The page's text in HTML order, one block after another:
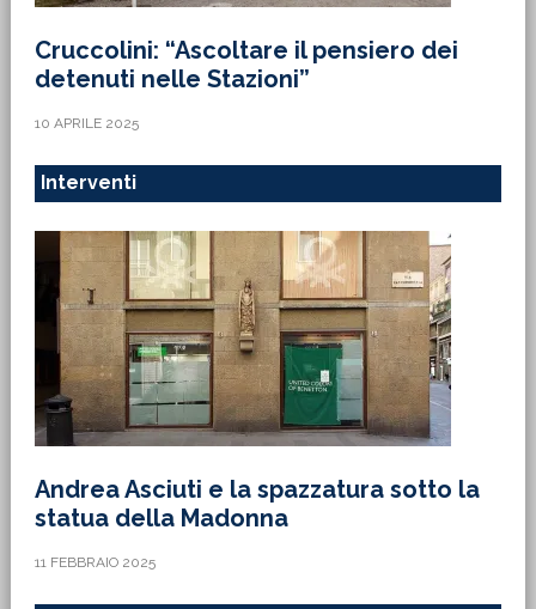
Cruccolini: “Ascoltare il pensiero dei
detenuti nelle Stazioni”
10 APRILE 2025
Interventi
Andrea Asciuti e la spazzatura sotto la
statua della Madonna
11 FEBBRAIO 2025